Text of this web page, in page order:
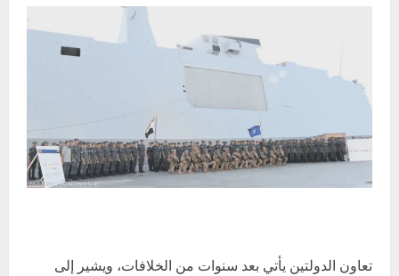
تعاون الدولتين يأتي بعد سنوات من الخلافات، ويشير إلى